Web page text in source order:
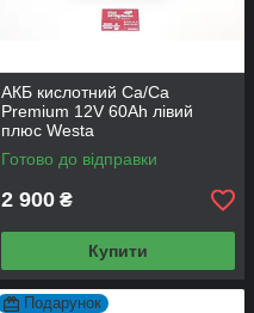
АКБ кислотний Сa/Ca
Premium 12V 60Аh лівий
плюс Westa
Готово до відправки
2 900 ₴
Купити
Подарунок